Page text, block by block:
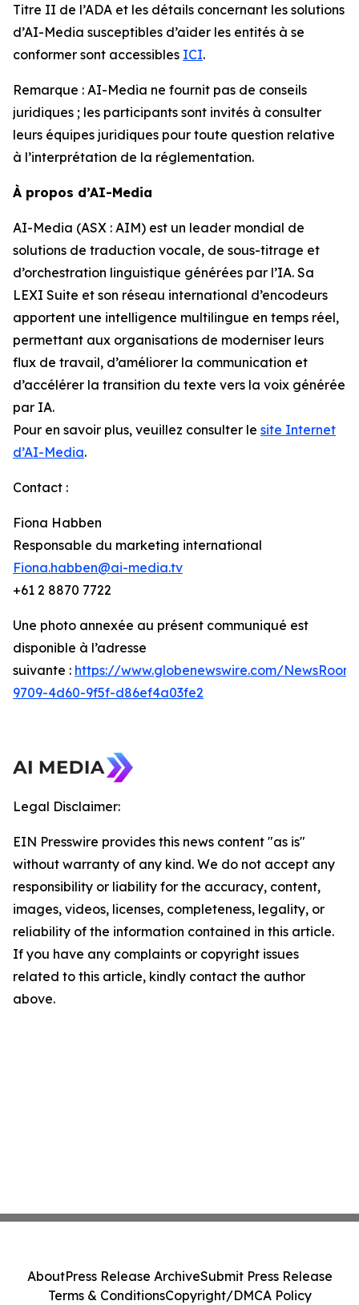
Titre II de l’ADA et les détails concernant les solutions
d’AI-Media susceptibles d’aider les entités à se
conformer sont accessibles ICI.
Remarque : AI-Media ne fournit pas de conseils
juridiques ; les participants sont invités à consulter
leurs équipes juridiques pour toute question relative
à l’interprétation de la réglementation.
À propos d’AI-Media
AI-Media (ASX : AIM) est un leader mondial de
solutions de traduction vocale, de sous-titrage et
d’orchestration linguistique générées par l’IA. Sa
LEXI Suite et son réseau international d’encodeurs
apportent une intelligence multilingue en temps réel,
permettant aux organisations de moderniser leurs
flux de travail, d’améliorer la communication et
d’accélérer la transition du texte vers la voix générée
par IA.
Pour en savoir plus, veuillez consulter le site Internet
d’AI-Media.
Contact :
Fiona Habben
Responsable du marketing international
Fiona.habben@ai-media.tv
+61 2 8870 7722
Une photo annexée au présent communiqué est
disponible à l’adresse
suivante : https://www.globenewswire.com/
9709-4d60-9f5f-d86ef4a03fe2
Legal Disclaimer:
EIN Presswire provides this news content "as is"
without warranty of any kind. We do not accept any
responsibility or liability for the accuracy, content,
images, videos, licenses, completeness, legality, or
reliability of the information contained in this article.
If you have any complaints or copyright issues
related to this article, kindly contact the author
above.
AboutPress Release ArchiveSubmit Press Release
Terms & ConditionsCopyright/DMCA Policy